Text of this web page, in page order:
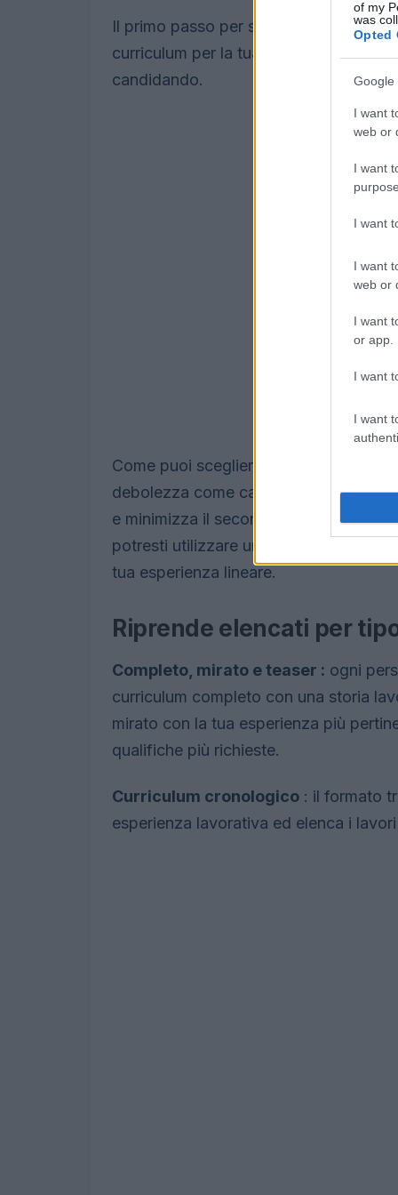
of my
was
Opted
Google
I want
web or
I want
I want
I want
web or
I want
or app.
I want
I want
Il primo passo per scrivere un ottimo
curriculum per la tua storia lavorativa,
candidando.
Come puoi scegliere il formato giusto
debolezza come candidato, quindi
e minimizza il secondo. Ad esempio,
potresti utilizzare un curriculum
tua esperienza lineare.
Riprende elencati per
Completo, mirato e teaser : ogni
curriculum completo con una storia
mirato con la tua esperienza più
qualifiche più richieste.
Curriculum cronologico : il formato
esperienza lavorativa ed elenca i